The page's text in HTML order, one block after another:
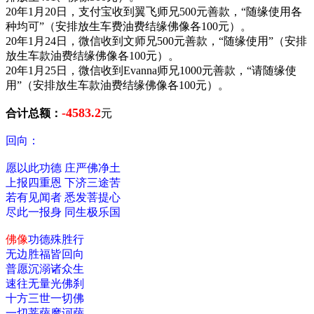
20年1月20日，支付宝收到翼飞师兄500元善款，“随缘使用各
种均可”（安排放生车费油费结缘佛像各100元）。
20年1月24日，微信收到文师兄500元善款，“随缘使用”（安排
放生车款油费结缘佛像各100元）。
20年1月25日，微信收到Evanna师兄1000元善款，“请随缘使
用”（安排放生车款油费结缘佛像各100元）。
合计总额： -4583.2元
回向：
愿以此功德 庄严佛净土
上报四重恩 下济三途苦
若有见闻者 悉发菩提心
尽此一报身 同生极乐国
佛像功德殊胜行
无边胜福皆回向
普愿沉溺诸众生
速往无量光佛刹
十方三世一切佛